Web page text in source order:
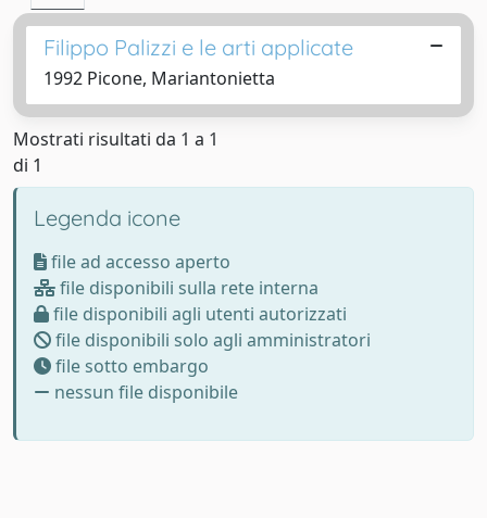
Filippo Palizzi e le arti applicate
1992 Picone, Mariantonietta
Mostrati risultati da 1 a 1
di 1
Legenda icone
file ad accesso aperto
file disponibili sulla rete interna
file disponibili agli utenti autorizzati
file disponibili solo agli amministratori
file sotto embargo
nessun file disponibile